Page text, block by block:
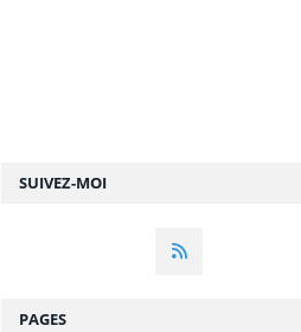
SUIVEZ-MOI
PAGES